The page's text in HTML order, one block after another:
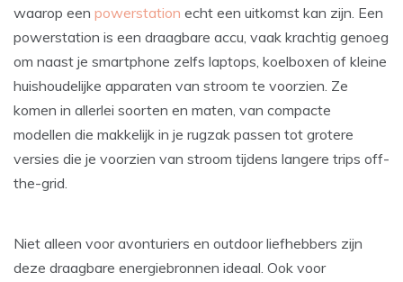
waarop een powerstation echt een uitkomst kan zijn. Een
powerstation is een draagbare accu, vaak krachtig genoeg
om naast je smartphone zelfs laptops, koelboxen of kleine
huishoudelijke apparaten van stroom te voorzien. Ze
komen in allerlei soorten en maten, van compacte
modellen die makkelijk in je rugzak passen tot grotere
versies die je voorzien van stroom tijdens langere trips off-
the-grid.
Niet alleen voor avonturiers en outdoor liefhebbers zijn
deze draagbare energiebronnen ideaal. Ook voor